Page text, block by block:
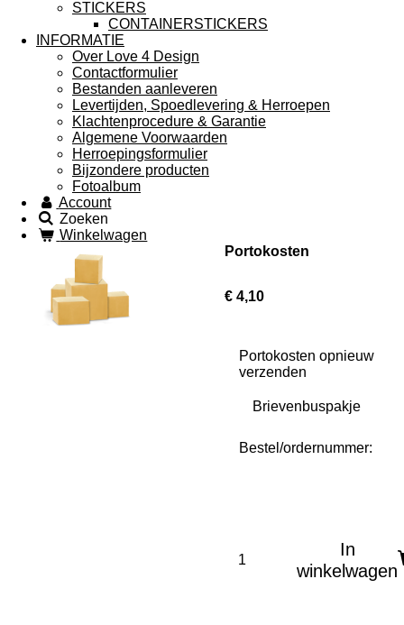
STICKERS
CONTAINERSTICKERS
INFORMATIE
Over Love 4 Design
Contactformulier
Bestanden aanleveren
Levertijden, Spoedlevering & Herroepen
Klachtenprocedure & Garantie
Algemene Voorwaarden
Herroepingsformulier
Bijzondere producten
Fotoalbum
Account
Zoeken
Winkelwagen
Portokosten
€ 4,10
Portokosten opnieuw
verzenden
Bestel/ordernummer:
In
winkelwagen